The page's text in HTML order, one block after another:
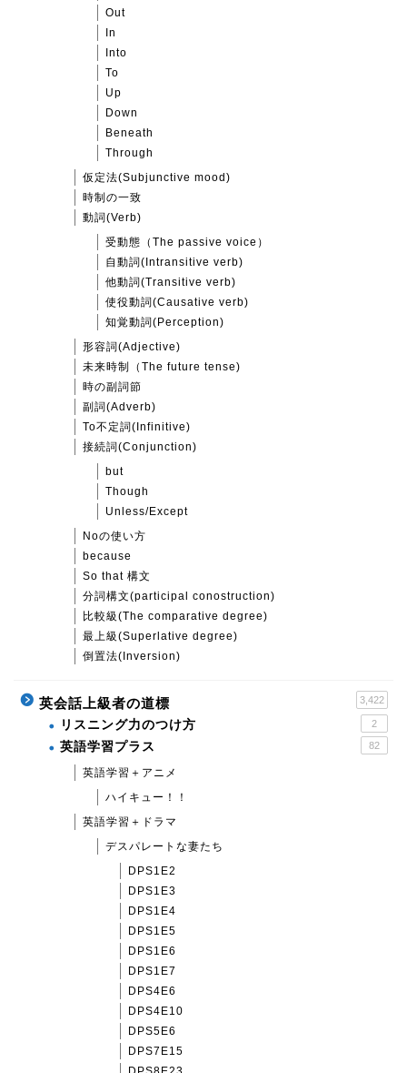
Out
In
Into
To
Up
Down
Beneath
Through
仮定法(Subjunctive mood)
時制の一致
動詞(Verb)
受動態（The passive voice）
自動詞(Intransitive verb)
他動詞(Transitive verb)
使役動詞(Causative verb)
知覚動詞(Perception)
形容詞(Adjective)
未来時制（The future tense)
時の副詞節
副詞(Adverb)
To不定詞(Infinitive)
接続詞(Conjunction)
but
Though
Unless/Except
Noの使い方
because
So that 構文
分詞構文(participal conostruction)
比較級(The comparative degree)
最上級(Superlative degree)
倒置法(Inversion)
英会話上級者の道標 3,422
リスニング力のつけ方 2
英語学習プラス 82
英語学習＋アニメ
ハイキュー！！
英語学習＋ドラマ
デスパレートな妻たち
DPS1E2
DPS1E3
DPS1E4
DPS1E5
DPS1E6
DPS1E7
DPS4E6
DPS4E10
DPS5E6
DPS7E15